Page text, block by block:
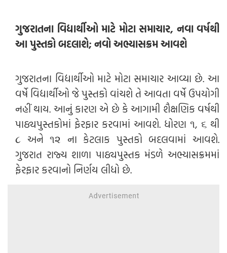
ગુજરાતના વિદ્યાર્થીઓ માટે મોટા સમાચાર, નવા વર્ષથી
આ પુસ્તકો બદલાશે; નવો અભ્યાસક્રમ આવશે
ગુજરાતના વિદ્યાર્થીઓ માટે મોટા સમાચાર આવ્યા છે. આ
વર્ષે વિદ્યાર્થીઓ જે પુસ્તકો વાંચશે તે આવતા વર્ષે ઉપયોગી
નહીં થાય. આનું કારણ એ છે કે આગામી શૈક્ષણિક વર્ષથી
પાઠ્યપુસ્તકોમાં ફેરફાર કરવામાં આવશે. ધોરણ ૧, ૬ થી
૮ અને ૧૨ ના કેટલાક પુસ્તકો બદલવામાં આવશે.
ગુજરાત રાજ્ય શાળા પાઠ્યપુસ્તક મંડળે અભ્યાસક્રમમાં
ફેરફાર કરવાનો નિર્ણય લીધો છે.